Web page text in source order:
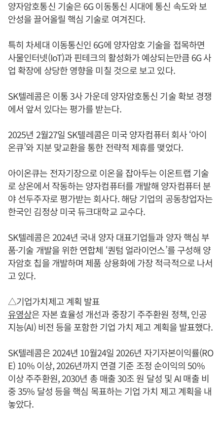
양자암호통신 기술은 6G 이동통신 시대에 통신 속도와 보
안성을 끌어올릴 핵심 기술로 여겨진다.
특히 차세대 이동통신인 6G에 양자암호 기술을 접목하면
사물인터넷(IoT)과 핀테크의 활성화가 예상되는만큼 6G 사
업 확장에 상당한 영향을 미칠 것으로 보고 있다.
SK텔레콤은 이통 3사 가운데 양자암호통신 기술 확보 경쟁
에서 앞서 있다는 평가를 받는다.
2025년 2월27일 SK텔레콤은 미국 양자컴퓨터 회사 ‘아이
온큐’와 지분 맞교환을 통한 전략적 제휴를 맺었다.
아이온큐는 전자기장으로 이온을 잡아두는 이온트랩 기술
로 상온에서 작동하는 양자컴퓨터를 개발해 양자컴퓨터 분
야 선두주자로 평가받는 회사다. 해당 기업의 공동창업자는
한국인 김정상 미국 듀크대학교 교수다.
SK텔레콤은 2024년 국내 양자 대표기업들과 양자 핵심 부
품·기술 개발을 위한 연합체 ‘퀀텀 얼라이언스’를 구성해 양
자암호 칩을 개발하며 제품 상용화에 가장 적극적으로 나서
고 있다.
△기업가치제고 계획 발표
유영상은 자본 효율성 개선과 중장기 주주환원 정책, 인공
지능(AI) 비전 등을 포함한 기업 가치 제고 계획을 발표했다.
SK텔레콤은 2024년 10월24일 2026년 자기자본이익률(RO
E) 10% 이상, 2026년까지 연결 기준 조정 순이익의 50%
이상 주주환원, 2030년 총 매출 30조 원 달성 및 AI 매출 비
중 35% 달성 등을 핵심 목표하는 기업 가치 제고 계획을 내
놓았다.